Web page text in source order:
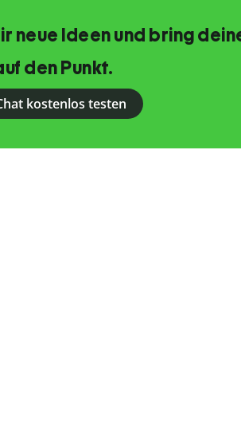
neue Ideen und bring
den Punkt.
kostenlos testen